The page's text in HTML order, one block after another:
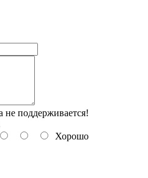
не поддерживается!
Хорошо